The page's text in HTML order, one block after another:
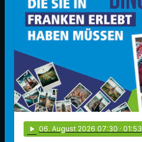
play_arrow 06. August 2026 07:30 · 01:53